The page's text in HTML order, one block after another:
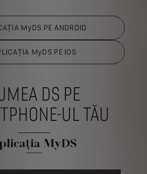
MyDS PE ANDROID
MyDS PE IOS
DS PE
UL TĂU
MyDS